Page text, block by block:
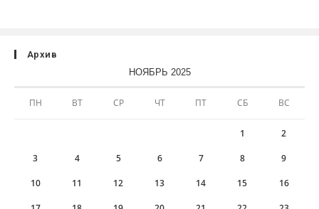
Архив
НОЯБРЬ 2025
ПН ВТ СР ЧТ ПТ СБ ВС
1 2
3 4 5 6 7 8 9
10 11 12 13 14 15 16